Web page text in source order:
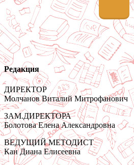
Редакция
ДИРЕКТОР
Молчанов Виталий Митрофанович
ЗАМ.ДИРЕКТОРА
Болотова Елена Александровна
ВЕДУЩИЙ МЕТОДИСТ
Кан Диана Елисеевна